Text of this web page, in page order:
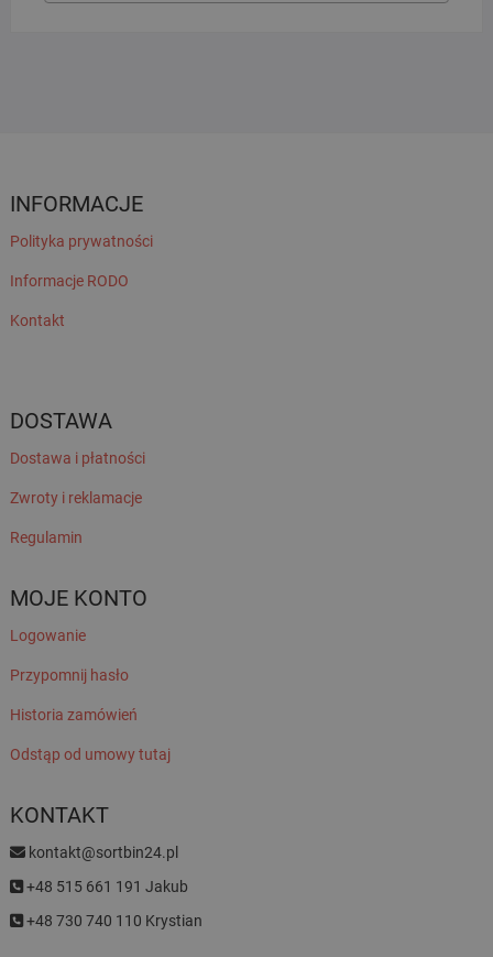
INFORMACJE
Polityka prywatności
Informacje RODO
Kontakt
DOSTAWA
Dostawa i płatności
Zwroty i reklamacje
Regulamin
MOJE KONTO
Logowanie
Przypomnij hasło
Historia zamówień
Odstąp od umowy tutaj
KONTAKT
kontakt@sortbin24.pl
+48 515 661 191 Jakub
+48 730 740 110 Krystian